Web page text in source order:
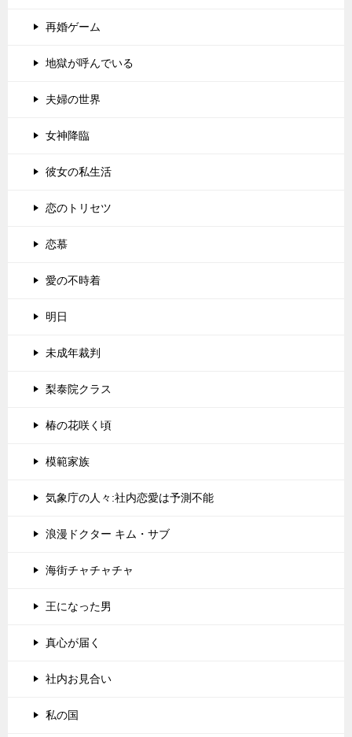
再婚ゲーム
地獄が呼んでいる
夫婦の世界
女神降臨
彼女の私生活
恋のトリセツ
恋慕
愛の不時着
明日
未成年裁判
梨泰院クラス
椿の花咲く頃
模範家族
気象庁の人々:社内恋愛は予測不能
浪漫ドクター キム・サブ
海街チャチャチャ
王になった男
真心が届く
社内お見合い
私の国